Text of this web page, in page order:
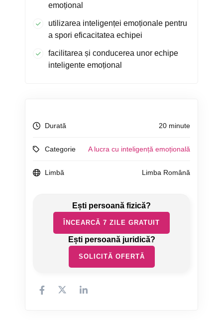
emoțional
utilizarea inteligenței emoționale pentru
a spori eficacitatea echipei
facilitarea și conducerea unor echipe
inteligente emoțional
Durată 20 minute
Categorie A lucra cu inteligență emoțională
Limbă Limba Română
ÎNCEARCĂ 7 ZILE GRATUIT
SOLICITĂ OFERTĂ